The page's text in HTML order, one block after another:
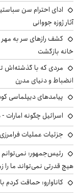
ادای احترام سن
آثار ژوزه جووانی
کشف رازهای سر به مهر
خانه بازگشت
مردی که با گذشته‌اش
انضباط و دنیای مدرن
پیامدهای دیپلماسی
اسرائیل چگونه امارات
جزئیات عملیات
رئیس‌جمهور: نمی‌توانم
هیچ قدرتی نمی‌تواند ما را
کاناوارو: حماقت کردم